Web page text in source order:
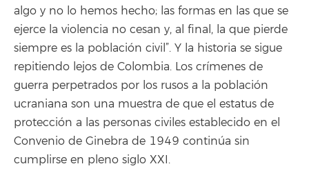
algo y no lo hemos hecho; las formas en las que se
ejerce la violencia no cesan y, al final, la que pierde
siempre es la población civil”. Y la historia se sigue
repitiendo lejos de Colombia. Los crímenes de
guerra perpetrados por los rusos a la población
ucraniana son una muestra de que el estatus de
protección a las personas civiles establecido en el
Convenio de Ginebra de 1949 continúa sin
cumplirse en pleno siglo XXI.